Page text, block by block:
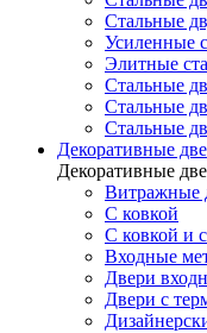
Стальные
Усиленные
Элитные
Стальные
Стальные
Стальные
Декоративные
Декоративные
Витражные
С ковкой
С ковкой и
Входные
Двери
Двери с